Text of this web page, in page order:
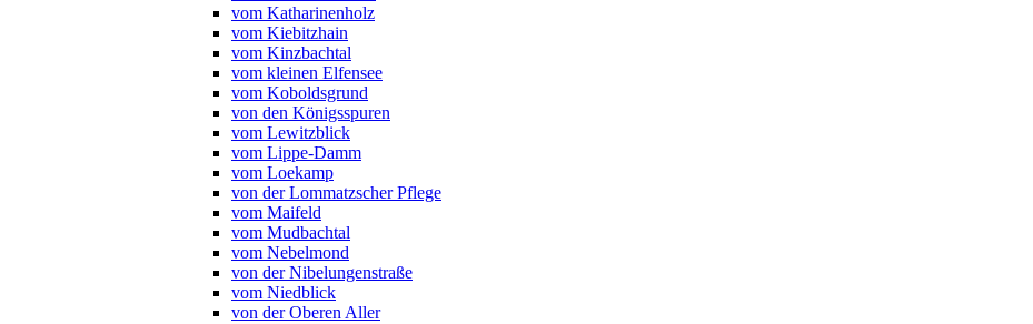
vom Katharinenholz
vom Kiebitzhain
vom Kinzbachtal
vom kleinen Elfensee
vom Koboldsgrund
von den Königsspuren
vom Lewitzblick
vom Lippe-Damm
vom Loekamp
von der Lommatzscher Pflege
vom Maifeld
vom Mudbachtal
vom Nebelmond
von der Nibelungenstraße
vom Niedblick
von der Oberen Aller